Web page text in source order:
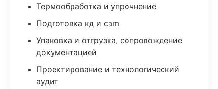
Термообработка и упрочнение
Подготовка кд и cam
Упаковка и отгрузка, сопровождение
документацией
Проектирование и технологический
аудит